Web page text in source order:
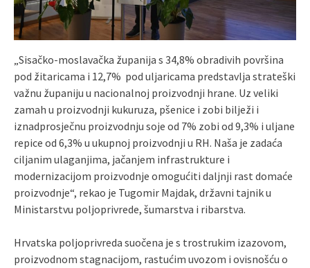
„Sisačko-moslavačka županija s 34,8% obradivih površina
pod žitaricama i 12,7% pod uljaricama predstavlja strateški
važnu županiju u nacionalnoj proizvodnji hrane. Uz veliki
zamah u proizvodnji kukuruza, pšenice i zobi bilježi i
iznadprosječnu proizvodnju soje od 7% zobi od 9,3% i uljane
repice od 6,3% u ukupnoj proizvodnji u RH. Naša je zadaća
ciljanim ulaganjima, jačanjem infrastrukture i
modernizacijom proizvodnje omogućiti daljnji rast domaće
proizvodnje“, rekao je Tugomir Majdak, državni tajnik u
Ministarstvu poljoprivrede, šumarstva i ribarstva.
Hrvatska poljoprivreda suočena je s trostrukim izazovom,
proizvodnom stagnacijom, rastućim uvozom i ovisnošću o